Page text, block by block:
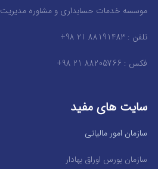
موسسه خدمات حسابداری و مشاوره مدیریت
تلفن : 88191483 21 98+
فکس : 88205766 21 98+
سایت های مفید
سازمان امور مالیاتی
سازمان بورس اوراق بهادار